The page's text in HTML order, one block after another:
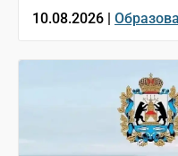
10.08.2026 |